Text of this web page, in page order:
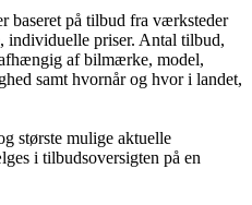
baseret på tilbud fra værksteder
individuelle priser. Antal tilbud,
af bilmærke, model,
samt hvornår og hvor i landet,
største mulige aktuelle
i tilbudsoversigten på en